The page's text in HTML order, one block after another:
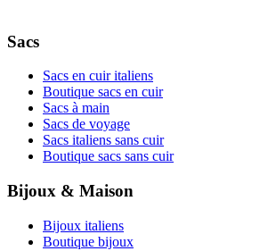
Sacs
Sacs en cuir italiens
Boutique sacs en cuir
Sacs à main
Sacs de voyage
Sacs italiens sans cuir
Boutique sacs sans cuir
Bijoux & Maison
Bijoux italiens
Boutique bijoux